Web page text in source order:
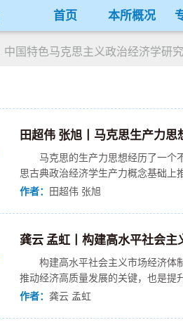
首页 本所概况
中国特色马克思主义政治经济学研究
田超伟 张旭丨马克思生产力
马克思的生产力思想经历了一个
思古典政治经济学生产力概念基础上
学视阈重新转入政治经济学视阈，在
作者： 田超伟 张旭
龚云 孟虹丨构建高水平社会
构建高水平社会主义市场经济体
推动经济高质量发展的关键，也是提
为政府均提出更高要求，有效市场需
作者： 龚云 孟虹